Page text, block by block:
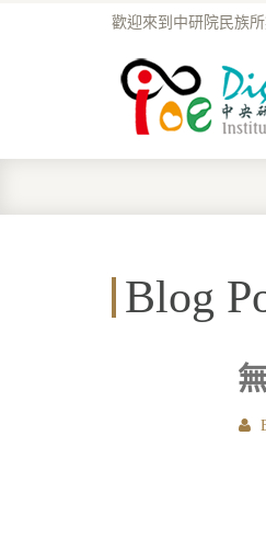
歡迎來到中研院民族
Blog